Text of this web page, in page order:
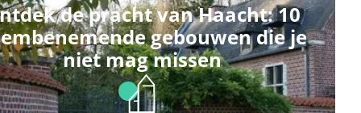
de pracht van Haacht: 10
gebouwen die je
niet mag missen